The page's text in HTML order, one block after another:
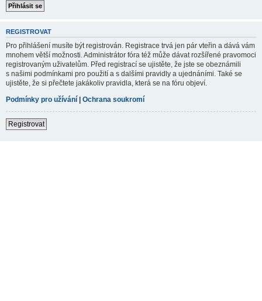
REGISTROVAT
Pro přihlášení musíte být registrován. Registrace trvá jen pár vteřin a dává vám
mnohem větší možnosti. Administrátor fóra též může dávat rozšířené pravomoci
registrovaným uživatelům. Před registrací se ujistěte, že jste se obeznámili
s našimi podmínkami pro použití a s dalšími pravidly a ujednáními. Také se
ujistěte, že si přečtete jakákoliv pravidla, která se na fóru objeví.
Podmínky pro užívání | Ochrana soukromí
Registrovat